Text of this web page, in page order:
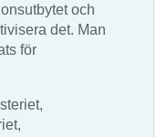
och
det. Man
för